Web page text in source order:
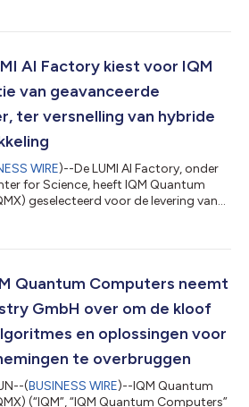
van Europa. Hierin werd
verbeteren. Deze bekendmaking is
brontaal. Vertalingen...
AI Factory kiest voor IQM
van geavanceerde
ter versnelling van hybride
WIRE)--De LUMI AI Factory, onder
for Science, heeft IQM Quantum
geselecteerd voor de levering van
performance computing (HPC),
geldend in de originele brontaal.
leeshulp bedo...
Quantum Computers neemt
GmbH over om de kloof
en oplossingen voor
te overbruggen
(BUSINESS WIRE)--IQM Quantum
(“IQM”, “IQM Quantum Computers”